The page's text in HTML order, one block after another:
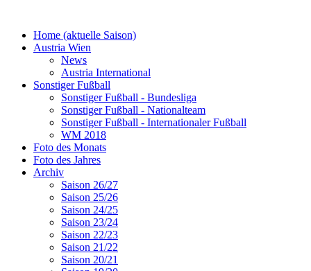
Home (aktuelle Saison)
Austria Wien
News
Austria International
Sonstiger Fußball
Sonstiger Fußball - Bundesliga
Sonstiger Fußball - Nationalteam
Sonstiger Fußball - Internationaler Fußball
WM 2018
Foto des Monats
Foto des Jahres
Archiv
Saison 26/27
Saison 25/26
Saison 24/25
Saison 23/24
Saison 22/23
Saison 21/22
Saison 20/21